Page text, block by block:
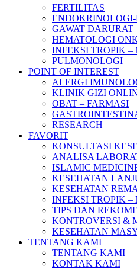
FERTILITAS
GAWAT DARURAT
HEMATOLOGI
INFEKSI TROPIK –
PULMONOLOGI
POINT OF INTEREST
ALERGI
KLINIK GIZI
OBAT – FARMASI
RESEARCH
FAVORIT
KONSULTASI
ANALISA
ISLAMIC
KESEHATAN
KESEHATAN
INFEKSI TROPIK –
TIPS DAN
KONTROVERSI &
KESEHATAN
TENTANG KAMI
TENTANG KAMI
KONTAK KAMI